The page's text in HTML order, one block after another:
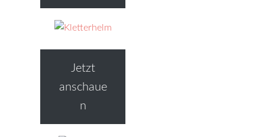
Jetzt
anschaue
n